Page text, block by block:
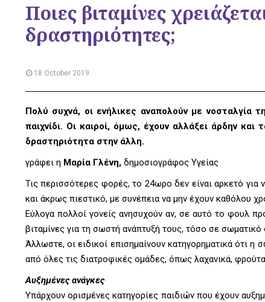
Ποιες βιταμίνες
δραστηριότητες;
18 October 2019
Πολύ συχνά, οι ενήλικες αναπολούν με νοσταλγία
παιχνίδι. Οι καιροί, όμως, έχουν αλλάξει άρδην
δραστηριότητα στην άλλη.
γράφει η Μαρία Γλένη, δημοσιογράφος Υγείας
Τις περισσότερες φορές, το 24ωρο δεν είναι αρκετό
και άκρως πιεστικό, με συνέπεια να μην έχουν καθόλου
Εύλογα πολλοί γονείς ανησυχούν αν, σε αυτό το φουλ
βιταμίνες για τη σωστή ανάπτυξή τους, τόσο σε
Άλλωστε, οι ειδικοί επισημαίνουν κατηγορηματικά ότι
από όλες τις διατροφικές ομάδες, όπως λαχανικά,
Αυξημένες ανάγκες
Υπάρχουν ορισμένες κατηγορίες παιδιών που έχουν